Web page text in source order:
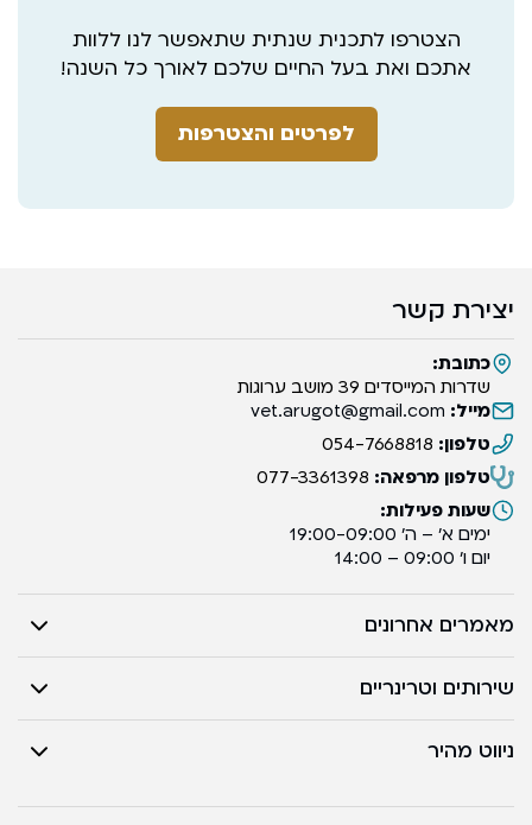
הצטרפו לתכנית שנתית שתאפשר לנו ללוות
אתכם ואת בעל החיים שלכם לאורך כל השנה!
לפרטים והצטרפות
יצירת קשר
כתובת:
שדרות המייסדים 39 מושב ערוגות
מייל: vet.arugot@gmail.com
טלפון: 054-7668818
טלפון מרפאה: 077-3361398
שעות פעילות:
ימים א’ – ה’ 19:00-09:00
יום ו’ 09:00 – 14:00
מאמרים אחרונים
שירותים וטרינריים
ניווט מהיר